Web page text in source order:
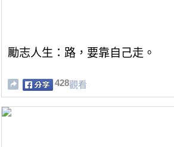
勵志人生：路，要靠自己走。
428觀看